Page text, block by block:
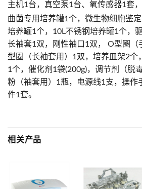
主机1台，真空泵1台、氧传感器1套
曲菌专用培养罐1个，微生物细胞鉴
培养罐1个，10L不锈钢培养罐1个，
长袖套1双，刚性袖口1双， O型圈（
型圈（长袖套用）1双，培养皿架2个
1个，催化剂1袋(200g)，调节剂（脱
粉（袖套用）1瓶，电源线1支，操作
件1套。
相关产品